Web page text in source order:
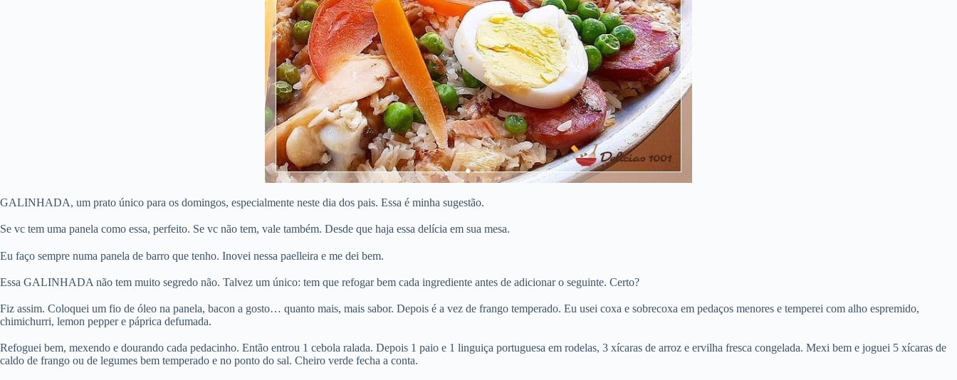
GALINHADA, um prato único para os domingos, especialmente neste dia dos pais. Essa é minha sugestão.
Se vc tem uma panela como essa, perfeito. Se vc não tem, vale também. Desde que haja essa delícia em sua mesa.
Eu faço sempre numa panela de barro que tenho. Inovei nessa paelleira e me dei bem.
Essa GALINHADA não tem muito segredo não. Talvez um único: tem que refogar bem cada ingrediente antes de adicionar o seguinte. Certo?
Fiz assim. Coloquei um fio de óleo na panela, bacon a gosto… quanto mais, mais sabor. Depois é a vez de frango temperado. Eu usei coxa e sobrecoxa em pedaços menores e temperei com alho espremido,
chimichurri, lemon pepper e páprica defumada.
Refoguei bem, mexendo e dourando cada pedacinho. Então entrou 1 cebola ralada. Depois 1 paio e 1 linguiça portuguesa em rodelas, 3 xícaras de arroz e ervilha fresca congelada. Mexi bem e joguei 5 xícaras de
caldo de frango ou de legumes bem temperado e no ponto do sal. Cheiro verde fecha a conta.